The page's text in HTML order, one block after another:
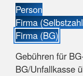
Person
Firma
Firma (BG)
Gebühren für
BG/Unfallkasse